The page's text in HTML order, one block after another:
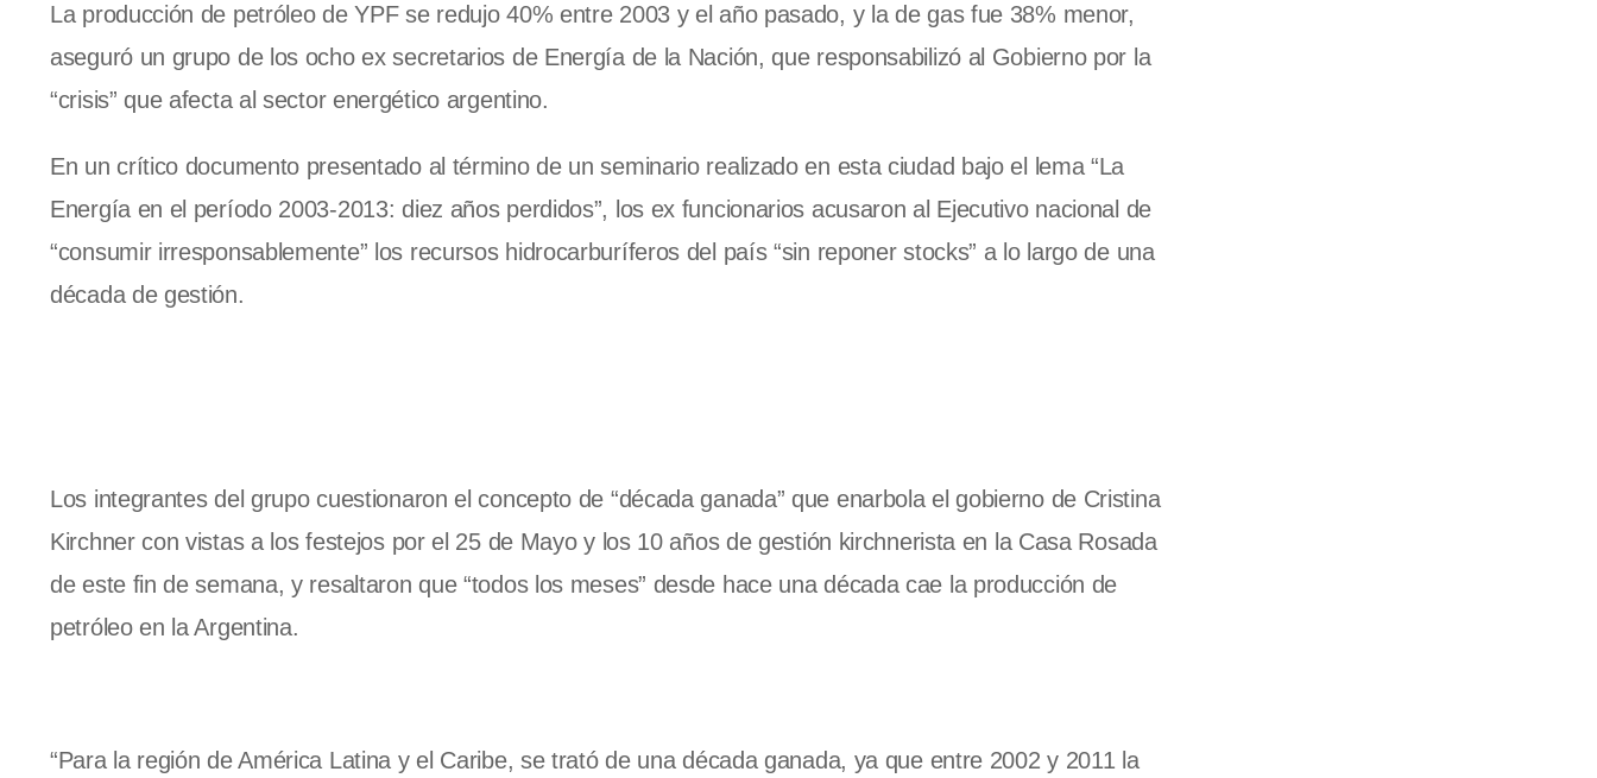
La producción de petróleo de YPF se redujo 40% entre 2003 y el año pasado, y la de gas fue 38% menor,
aseguró un grupo de los ocho ex secretarios de Energía de la Nación, que responsabilizó al Gobierno por la
“crisis” que afecta al sector energético argentino.
En un crítico documento presentado al término de un seminario realizado en esta ciudad bajo el lema “La
Energía en el período 2003-2013: diez años perdidos”, los ex funcionarios acusaron al Ejecutivo nacional de
“consumir irresponsablemente” los recursos hidrocarburíferos del país “sin reponer stocks” a lo largo de una
década de gestión.
Los integrantes del grupo cuestionaron el concepto de “década ganada” que enarbola el gobierno de Cristina
Kirchner con vistas a los festejos por el 25 de Mayo y los 10 años de gestión kirchnerista en la Casa Rosada
de este fin de semana, y resaltaron que “todos los meses” desde hace una década cae la producción de
petróleo en la Argentina.
“Para la región de América Latina y el Caribe, se trató de una década ganada, ya que entre 2002 y 2011 la